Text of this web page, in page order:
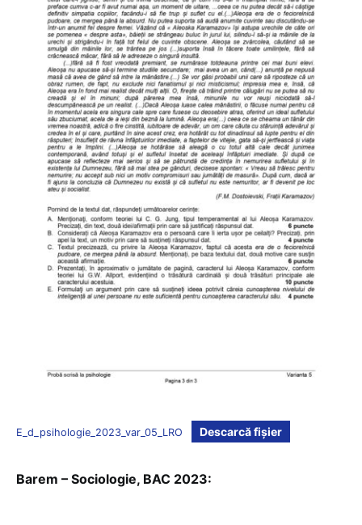
E_d_psihologie_2023_var_05_LRO Descarcă fișier
Barem – Sociologie, BAC 2023: